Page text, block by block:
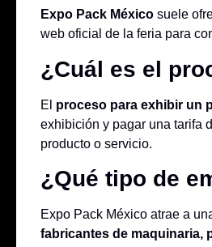
Expo Pack México suele
web oficial de la feria para
¿Cuál es el
El proceso para exhibir un
exhibición y pagar una tarifa
producto o servicio.
¿Qué tipo de
Expo Pack México atrae a
fabricantes de maquinaria,